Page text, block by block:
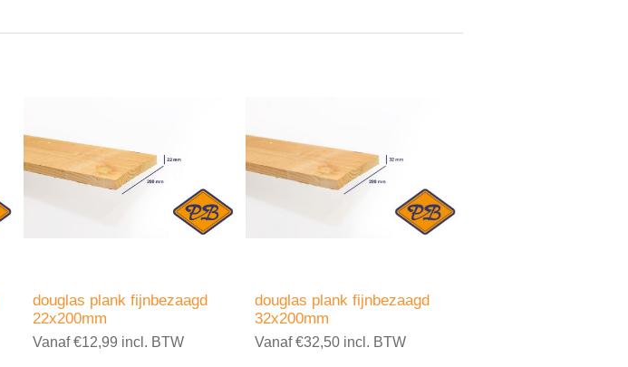
douglas plank fijnbezaagd
22x200mm
Vanaf €12,99 incl. BTW
douglas plank fijnbezaagd
32x200mm
Vanaf €32,50 incl. BTW